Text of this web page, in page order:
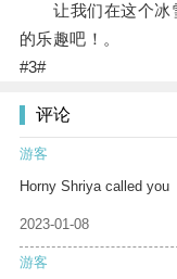
让我们在这个冰
的乐趣吧！。
#3#
评论
游客
Horny Shriya called you
2023-01-08
游客